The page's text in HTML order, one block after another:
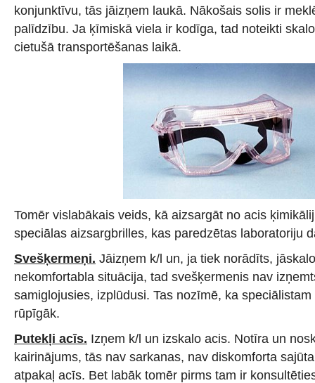
konjunktīvu, tās jāizņem laukā. Nākošais solis ir
palīdzību. Ja ķīmiskā viela ir kodīga, tad noteikti
cietušā transportēšanas laikā.
Tomēr vislabākais veids, kā aizsargāt no acis
speciālas aizsargbrilles, kas paredzētas laboratoriju
Svešķermeņi. Jāizņem k/l un, ja tiek norādīts,
nekomfortabla situācija, tad svešķermenis nav
samiglojusies, izplūdusi. Tas nozīmē, ka
rūpīgāk.
Putekļi acīs. Izņem k/l un izskalo acis. Notīra un
kairinājums, tās nav sarkanas, nav diskomforta
atpakaļ acīs. Bet labāk tomēr pirms tam ir